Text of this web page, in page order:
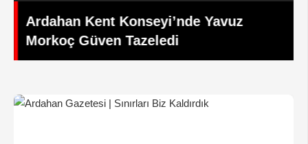
Ardahan Kent Konseyi’nde Yavuz
Morkoç Güven Tazeledi